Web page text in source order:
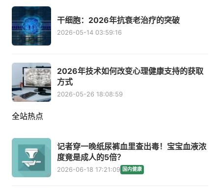
干细胞：2026年抗衰老治疗的突破
2026-05-14 03:59:16
2026年技术如何改变心理健康支持的获取
方式
2026-05-26 18:08:59
全站热点
记者穿一晚纸尿裤血里查出毒！宝宝血液浓
度竟是成人的5倍？
2026-06-18 17:21:09 国内健康